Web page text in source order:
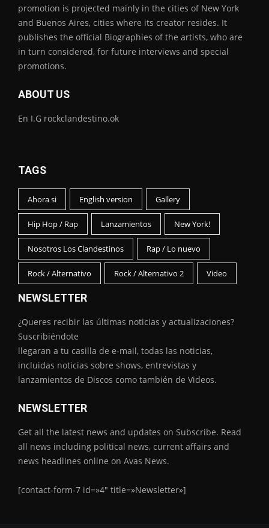
promotion is projected mainly in the cities of New York
and Buenos Aires, cities where its creator resides. It
publishes the official Biographies of the artists, who are
in turn considered, for future interviews and special
promotions.
ABOUT US
En I.G rockclandestino.ok
TAGS
Ahora si English version Gallery
Hip Hop / Rap Lanzamientos New York!
Nosotros Los Clandestinos Rap / Lo nuevo
Rock / Alternativo Rock / Alternativo 2 Video
NEWSLETTER
¿Queres recibir las últimas noticias y actualizaciones?
Suscribiéndote
llegaran a tu casilla de e-mail, todas las noticias,
incluidas noticias sobre shows, entrevistas y
lanzamientos de Discos como también de Videos.
NEWSLETTER
Get all the latest news and updates on Subscribe. Read
all news including political news, current affairs and
news headlines online on Avas News.
[contact-form-7 id=»4″ title=»Newsletter»]